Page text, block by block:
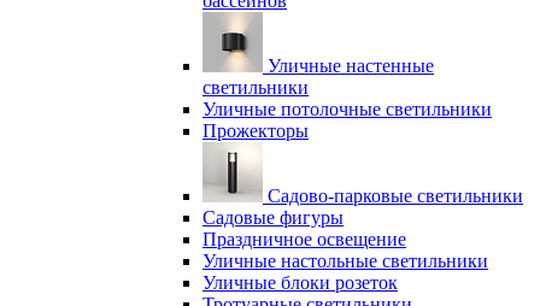
Уличные настенные
светильники
Уличные потолочные светильники
Прожекторы
Садово-парковые светильники
Садовые фигуры
Праздничное освещение
Уличные настольные светильники
Уличные блоки розеток